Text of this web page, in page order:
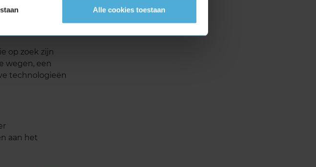
Alle cookies toestaan
de
en
op zoek zijn
wegen, een
technologieën
aan het